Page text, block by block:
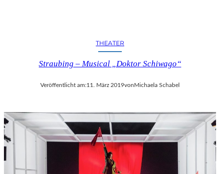
THEATER
Straubing – Musical „Doktor Schiwago“
Veröffentlicht am:11. März 2019von Michaela Schabel